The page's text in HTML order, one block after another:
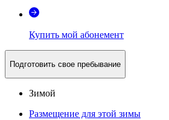
Купить мой абонемент
Подготовить свое пребывание
Зимой
Размещение для этой зимы